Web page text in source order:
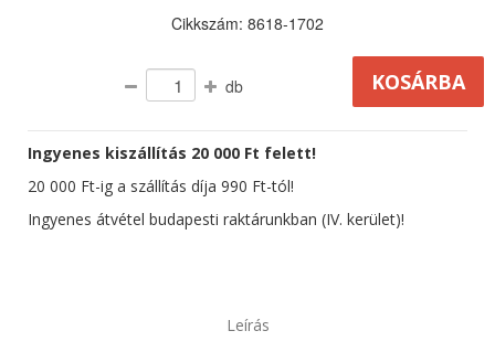
Cikkszám: 8618-1702
db
Ingyenes kiszállítás 20 000 Ft felett!
20 000 Ft-ig a szállítás díja 990 Ft-tól!
Ingyenes átvétel budapesti raktárunkban (IV. kerület)!
Leírás